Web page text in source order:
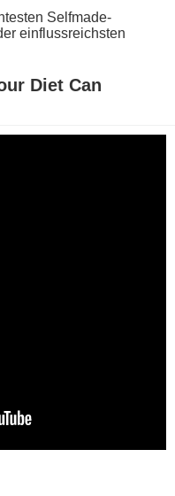
Selfmade-
einflussreichsten
Diet Can